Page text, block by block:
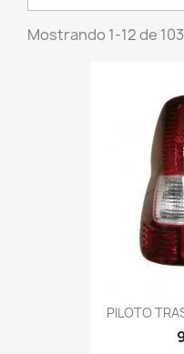
Mostrando 1-12 de
PILOTO